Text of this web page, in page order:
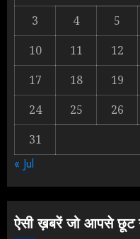
2
3
3
4 5
10
11 12
17
18 19
24
25 26
31
« Jul
ऐसी ख़बरें जो आपसे छूट